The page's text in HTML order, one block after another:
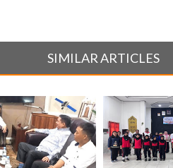
SIMILAR ARTICLES